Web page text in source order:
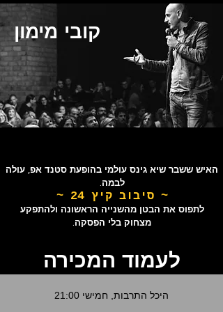
קובי מימון
האיש ששבר שיא גינס עולמי בהופעת סטנד אפ, עולה
לבמה.
~ סיבוב קיץ 24 ~
לתפוס את הבטן מהשנייה הראשונה ולהתפקע
מצחוק בלי הפסקה.
לעמוד המכירה
היכל התרבות, חמישי 21:00